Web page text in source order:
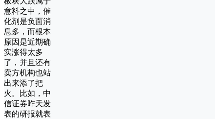
意料之中，催
化剂是负面消
息多，而根本
原因是近期确
实涨得太多
了，并且还有
卖方机构也站
出来添了把
火。比如，中
信证券昨天发
表的研报就表